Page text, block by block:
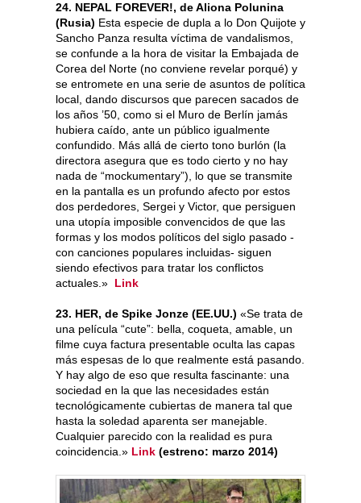
24. NEPAL FOREVER!, de Aliona Polunina
(Rusia) Esta especie de dupla a lo Don Quijote y
Sancho Panza resulta víctima de vandalismos,
se confunde a la hora de visitar la Embajada de
Corea del Norte (no conviene revelar porqué) y
se entromete en una serie de asuntos de política
local, dando discursos que parecen sacados de
los años ’50, como si el Muro de Berlín jamás
hubiera caído, ante un público igualmente
confundido. Más allá de cierto tono burlón (la
directora asegura que es todo cierto y no hay
nada de “mockumentary”), lo que se transmite
en la pantalla es un profundo afecto por estos
dos perdedores, Sergei y Victor, que persiguen
una utopía imposible convencidos de que las
formas y los modos políticos del siglo pasado -
con canciones populares incluidas- siguen
siendo efectivos para tratar los conflictos
actuales.» Link
23. HER, de Spike Jonze (EE.UU.) «Se trata de
una película “cute”: bella, coqueta, amable, un
filme cuya factura presentable oculta las capas
más espesas de lo que realmente está pasando.
Y hay algo de eso que resulta fascinante: una
sociedad en la que las necesidades están
tecnológicamente cubiertas de manera tal que
hasta la soledad aparenta ser manejable.
Cualquier parecido con la realidad es pura
coincidencia.» Link (estreno: marzo 2014)